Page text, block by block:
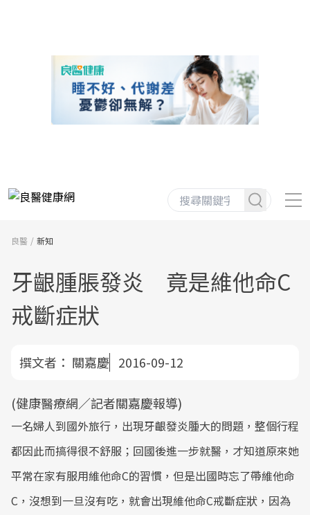
良醫 新知
牙齦腫脹發炎 竟是維他命C
戒斷症狀
撰文者： 關嘉慶 2016-09-12
(健康醫療網／記者關嘉慶報導)
一名婦人到國外旅行，出現牙齦發炎腫大的問題，整個行程
都因此而搞得很不舒服；回國後進一步就醫，才知道原來她
平常在家有服用維他命C的習慣，但是出國時忘了帶維他命
C，沒想到一旦沒有吃，就會出現維他命C戒斷症狀，因為